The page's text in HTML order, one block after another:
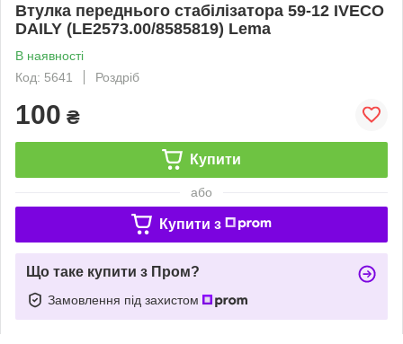
Втулка переднього стабілізатора 59-12 IVECO
DAILY (LE2573.00/8585819) Lema
В наявності
Код: 5641
Роздріб
100 ₴
Купити
або
Купити з
Що таке купити з Пром?
Замовлення під захистом